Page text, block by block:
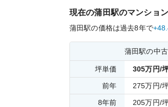
現在の蒲田駅のマンショ
蒲田駅の価格は過去8年で
蒲田駅の中
坪単価 305万円/
前年 275万円/
8年前 205万円/